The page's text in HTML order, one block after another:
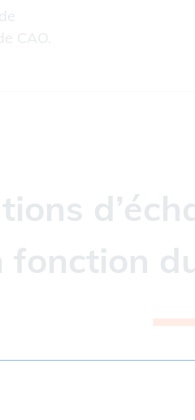
CAO.
fonction
utilisée par des
lors des phases